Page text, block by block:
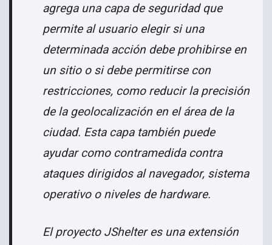
agrega una capa de seguridad que
permite al usuario elegir si una
determinada acción debe prohibirse en
un sitio o si debe permitirse con
restricciones, como reducir la precisión
de la geolocalización en el área de la
ciudad. Esta capa también puede
ayudar como contramedida contra
ataques dirigidos al navegador, sistema
operativo o niveles de hardware.
El proyecto JShelter es una extensión